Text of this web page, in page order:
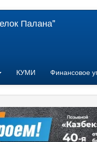
Палана"
КУМИ Финансовое